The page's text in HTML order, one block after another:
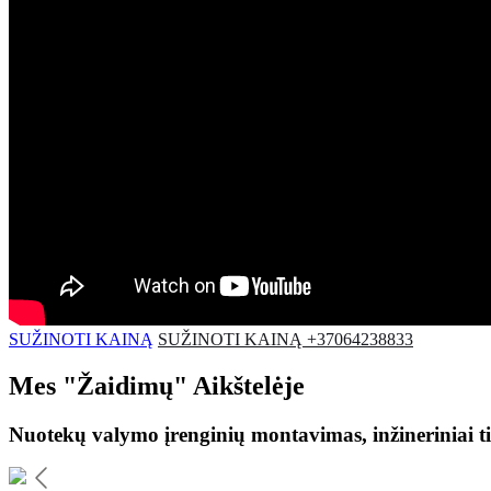
SUŽINOTI KAINĄ SUŽINOTI KAINĄ +37064238833
Mes "Žaidimų" Aikštelėje
Nuotekų valymo įrenginių montavimas, inžineriniai